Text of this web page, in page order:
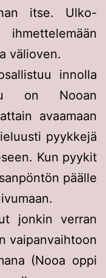
itse. Ulko-
välioven.
innolla
on Nooan
avaamaan
pyykkejä
Kun pyykit
päälle
jonkin verran
vaipanvaihtoon
(Nooa oppi